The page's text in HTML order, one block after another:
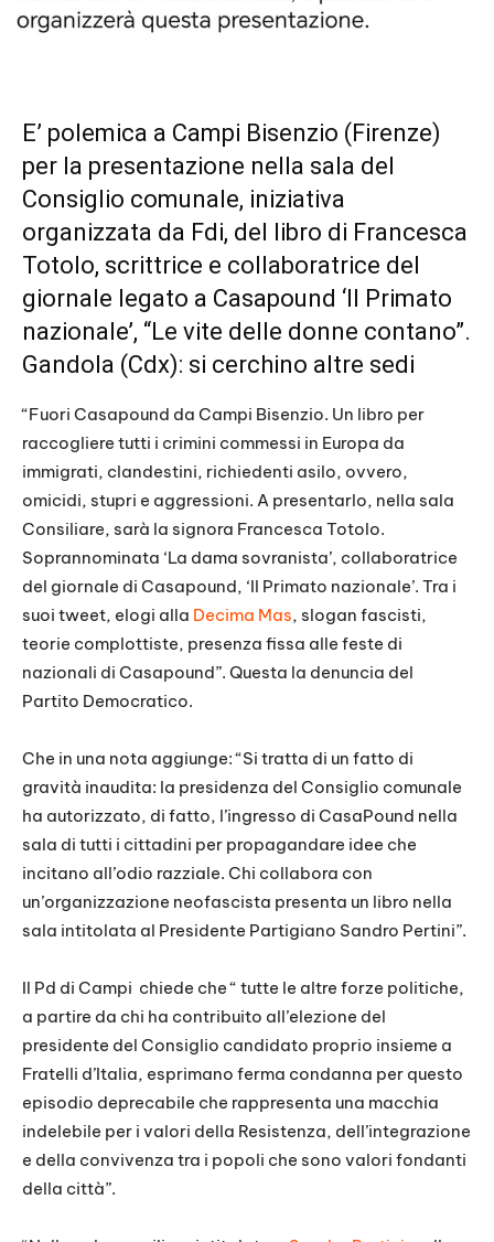
E’ polemica a Campi Bisenzio (Firenze)
per la presentazione nella sala del
Consiglio comunale, iniziativa
organizzata da Fdi, del libro di Francesca
Totolo, scrittrice e collaboratrice del
giornale legato a Casapound ‘Il Primato
nazionale’, “Le vite delle donne contano”.
Gandola (Cdx): si cerchino altre sedi
“Fuori Casapound da Campi Bisenzio. Un libro per
raccogliere tutti i crimini commessi in Europa da
immigrati, clandestini, richiedenti asilo, ovvero,
omicidi, stupri e aggressioni. A presentarlo, nella sala
Consiliare, sarà la signora Francesca Totolo.
Soprannominata ‘La dama sovranista’, collaboratrice
del giornale di Casapound, ‘Il Primato nazionale’. Tra i
suoi tweet, elogi alla Decima Mas, slogan fascisti,
teorie complottiste, presenza fissa alle feste di
nazionali di Casapound”. Questa la denuncia del
Partito Democratico.
Che in una nota aggiunge: “Si tratta di un fatto di
gravità inaudita: la presidenza del Consiglio comunale
ha autorizzato, di fatto, l’ingresso di CasaPound nella
sala di tutti i cittadini per propagandare idee che
incitano all’odio razziale. Chi collabora con
un’organizzazione neofascista presenta un libro nella
sala intitolata al Presidente Partigiano Sandro Pertini”.
Il Pd di Campi chiede che “ tutte le altre forze politiche,
a partire da chi ha contribuito all’elezione del
presidente del Consiglio candidato proprio insieme a
Fratelli d’Italia, esprimano ferma condanna per questo
episodio deprecabile che rappresenta una macchia
indelebile per i valori della Resistenza, dell’integrazione
e della convivenza tra i popoli che sono valori fondanti
della città”.